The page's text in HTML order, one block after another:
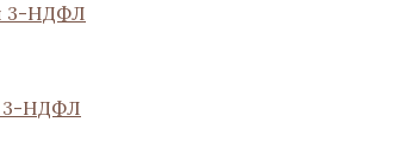
3-НДФЛ
3-НДФЛ